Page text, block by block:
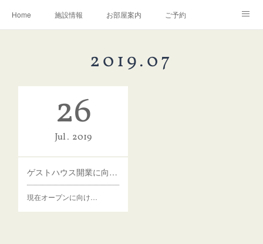
Home 施設情報 お部屋案内 ご予約
2019.07
26
Jul 2019
ゲストハウス開業に向けて
現在オープンに向け…